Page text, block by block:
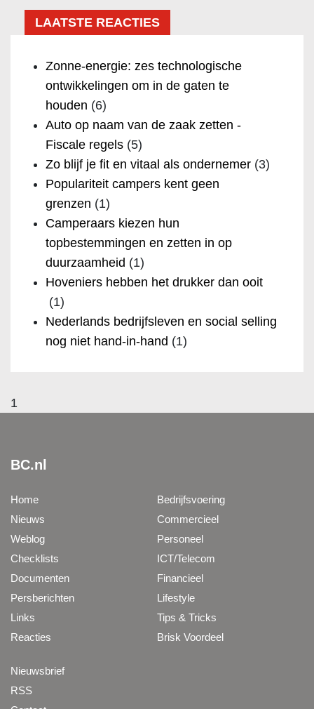
LAATSTE REACTIES
Zonne-energie: zes technologische
ontwikkelingen om in de gaten te
houden (6)
Auto op naam van de zaak zetten -
Fiscale regels (5)
Zo blijf je fit en vitaal als ondernemer (3)
Populariteit campers kent geen
grenzen (1)
Camperaars kiezen hun
topbestemmingen en zetten in op
duurzaamheid (1)
Hoveniers hebben het drukker dan ooit
(1)
Nederlands bedrijfsleven en social selling
nog niet hand-in-hand (1)
1
BC.nl
Home
Nieuws
Weblog
Checklists
Documenten
Persberichten
Links
Reacties
Bedrijfsvoering
Commercieel
Personeel
ICT/Telecom
Financieel
Lifestyle
Tips & Tricks
Brisk Voordeel
Nieuwsbrief
RSS